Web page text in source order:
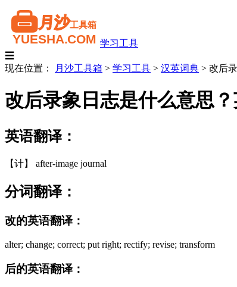
学习工具
☰
现在位置：
月沙工具箱 > 学习工具 > 汉英词典 > 改后
改后录象日志是什么意思
英语翻译：
【计】 after-image journal
分词翻译：
改的英语翻译：
alter; change; correct; put right; rectify; revise; transform
后的英语翻译：